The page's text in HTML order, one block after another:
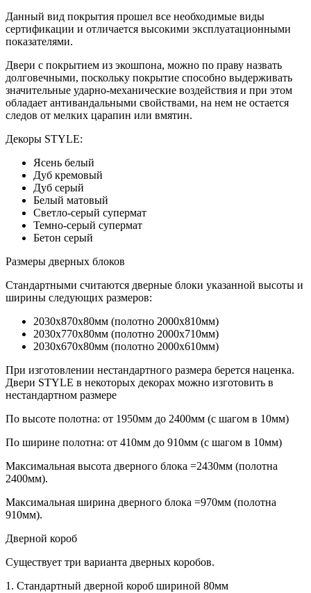
Данный вид покрытия прошел все необходимые виды
сертификации и отличается высокими эксплуатационными
показателями.
Двери с покрытием из экошпона, можно по праву назвать
долговечными, поскольку покрытие способно выдерживать
значительные ударно-механические воздействия и при этом
обладает антивандальными свойствами, на нем не остается
следов от мелких царапин или вмятин.
Декоры STYLE:
Ясень белый
Дуб кремовый
Дуб серый
Белый матовый
Светло-серый супермат
Темно-серый супермат
Бетон серый
Размеры дверных блоков
Стандартными считаются дверные блоки указанной высоты и
ширины следующих размеров:
2030х870х80мм (полотно 2000х810мм)
2030х770х80мм (полотно 2000х710мм)
2030х670х80мм (полотно 2000х610мм)
При изготовлении нестандартного размера берется наценка.
Двери STYLE в некоторых декорах можно изготовить в
нестандартном размере
По высоте полотна: от 1950мм до 2400мм (с шагом в 10мм)
По ширине полотна: от 410мм до 910мм (с шагом в 10мм)
Максимальная высота дверного блока =2430мм (полотна
2400мм).
Максимальная ширина дверного блока =970мм (полотна
910мм).
Дверной короб
Существует три варианта дверных коробов.
1. Стандартный дверной короб шириной 80мм